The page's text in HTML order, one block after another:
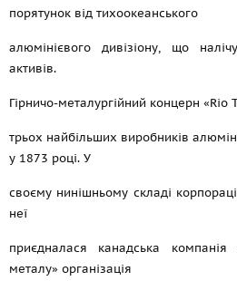
порятунок від тихоокеанського
алюмінієвого дивізіону, що
активів.
Гірничо-металургійний концерн «Rio
трьох найбільших виробників
у 1873 році. У
своєму нинішньому складі
неї
приєдналася канадська
металу» організація